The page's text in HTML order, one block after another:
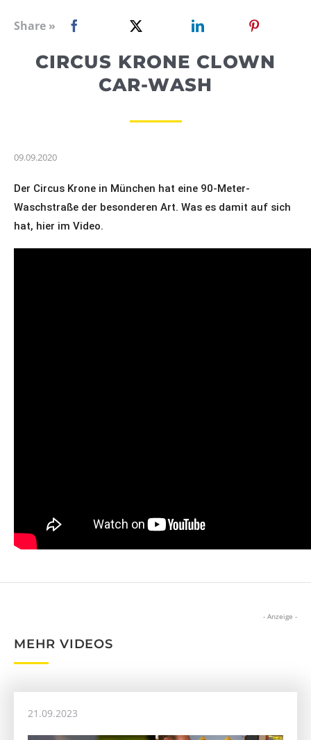
WEBRADIO
Share »
CIRCUS KRONE CLOWN
CAR-WASH
09.09.2020
Der Circus Krone in München hat eine 90-Meter-
Waschstraße der besonderen Art. Was es damit auf sich
hat, hier im Video.
- Anzeige -
MEHR VIDEOS
21.09.2023